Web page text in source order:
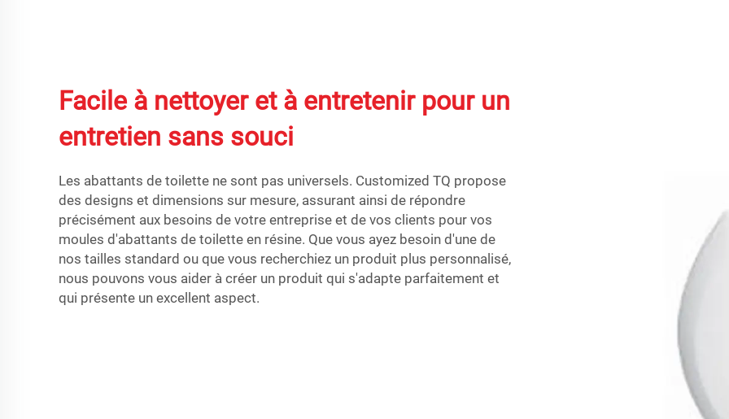
Facile à nettoyer et à entretenir pour un
entretien sans souci
Les abattants de toilette ne sont pas universels. Customized TQ propose
des designs et dimensions sur mesure, assurant ainsi de répondre
précisément aux besoins de votre entreprise et de vos clients pour vos
moules d'abattants de toilette en résine. Que vous ayez besoin d'une de
nos tailles standard ou que vous recherchiez un produit plus personnalisé,
nous pouvons vous aider à créer un produit qui s'adapte parfaitement et
qui présente un excellent aspect.